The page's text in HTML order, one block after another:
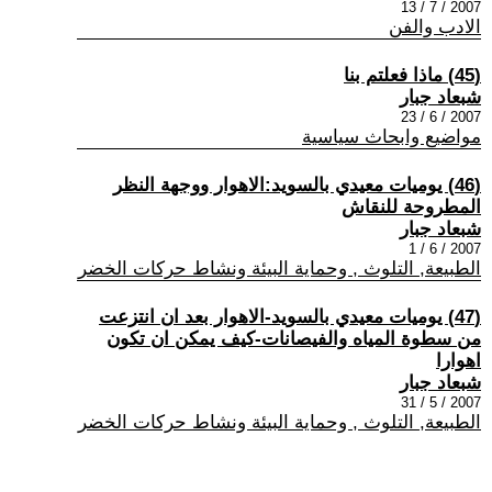
2007 / 7 / 13
الادب والفن
(45) ماذا فعلتم بنا
شبعاد جبار
2007 / 6 / 23
مواضيع وابحاث سياسية
(46) يوميات معيدي بالسويد:الاهوار ووجهة النظر
المطروحة للنقاش
شبعاد جبار
2007 / 6 / 1
الطبيعة, التلوث , وحماية البيئة ونشاط حركات الخضر
(47) يوميات معيدي بالسويد-الاهوار بعد ان انتزعت
من سطوة المياه والفيصانات-كيف يمكن ان تكون
اهوارا
شبعاد جبار
2007 / 5 / 31
الطبيعة, التلوث , وحماية البيئة ونشاط حركات الخضر